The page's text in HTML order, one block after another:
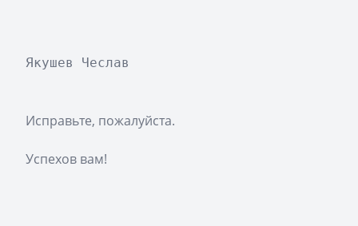
Якушев Чеслав
Исправьте, пожалуйста.
Успехов вам!